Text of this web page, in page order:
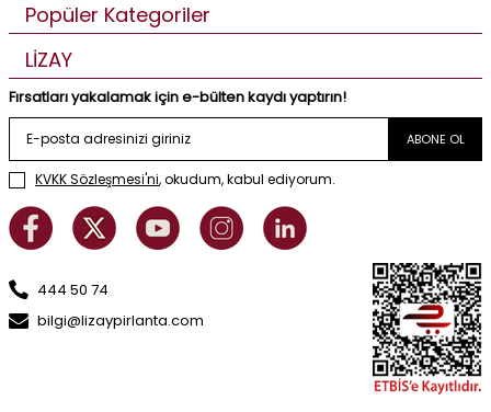
Popüler Kategoriler
LİZAY
Fırsatları yakalamak için e-bülten kaydı yaptırın!
ABONE OL
KVKK Sözleşmesi'ni, okudum, kabul ediyorum.
444 50 74
bilgi@lizaypirlanta.com